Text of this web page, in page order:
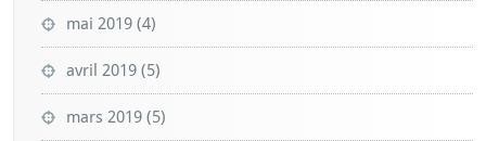
mai 2019 (4)
avril 2019 (5)
mars 2019 (5)